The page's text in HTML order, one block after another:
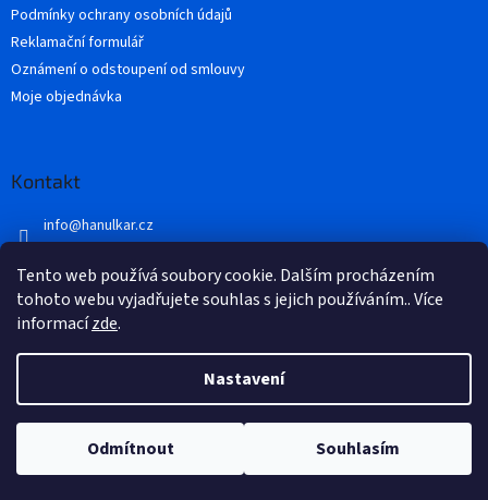
Tento web používá soubory cookie. Dalším procházením
tohoto webu vyjadřujete souhlas s jejich používáním.. Více
informacízde.
Nastavení
Odmítnout Souhlasím
Podmínky ochrany osobních údajů
Reklamační formulář
Oznámení o odstoupení od smlouvy
Moje objednávka
Kontakt
info@hanulkar.cz
Přidejte se k nám...
Vytvořil Shoptet
Copyright 2026 . Všechna práva vyhrazena.